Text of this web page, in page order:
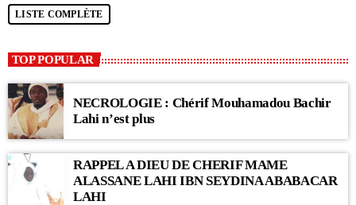
LISTE COMPLÈTE
TOP POPULAR
NECROLOGIE : Chérif Mouhamadou Bachir
Lahi n’est plus
RAPPEL A DIEU DE CHERIF MAME
ALASSANE LAHI IBN SEYDINA ABABACAR
LAHI